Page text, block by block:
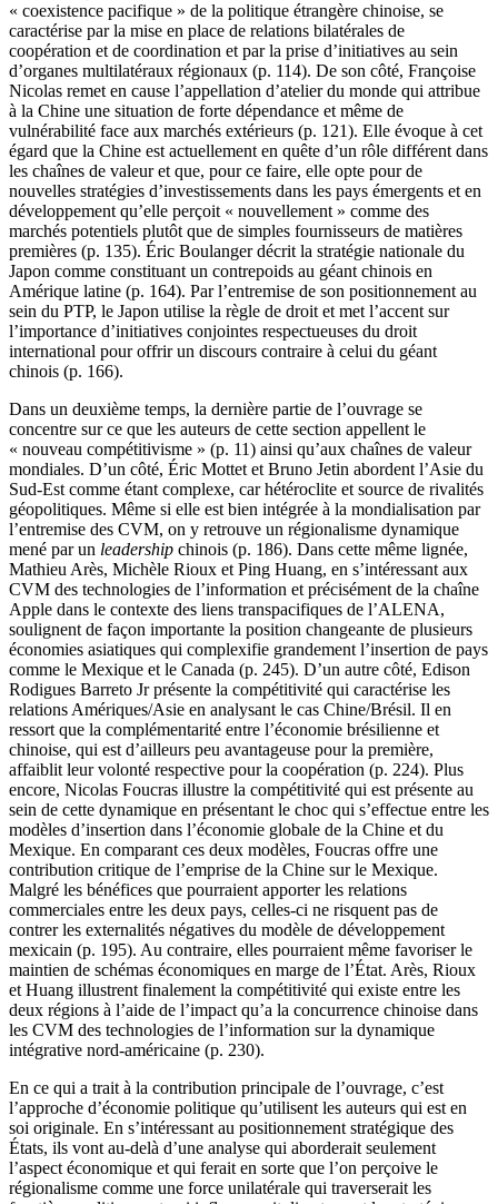
« coexistence pacifique » de la politique étrangère chinoise, se
caractérise par la mise en place de relations bilatérales de
coopération et de coordination et par la prise d’initiatives au sein
d’organes multilatéraux régionaux (p. 114). De son côté, Françoise
Nicolas remet en cause l’appellation d’atelier du monde qui attribue
à la Chine une situation de forte dépendance et même de
vulnérabilité face aux marchés extérieurs (p. 121). Elle évoque à cet
égard que la Chine est actuellement en quête d’un rôle différent dans
les chaînes de valeur et que, pour ce faire, elle opte pour de
nouvelles stratégies d’investissements dans les pays émergents et en
développement qu’elle perçoit « nouvellement » comme des
marchés potentiels plutôt que de simples fournisseurs de matières
premières (p. 135). Éric Boulanger décrit la stratégie nationale du
Japon comme constituant un contrepoids au géant chinois en
Amérique latine (p. 164). Par l’entremise de son positionnement au
sein du PTP, le Japon utilise la règle de droit et met l’accent sur
l’importance d’initiatives conjointes respectueuses du droit
international pour offrir un discours contraire à celui du géant
chinois (p. 166).
Dans un deuxième temps, la dernière partie de l’ouvrage se
concentre sur ce que les auteurs de cette section appellent le
« nouveau compétitivisme » (p. 11) ainsi qu’aux chaînes de valeur
mondiales. D’un côté, Éric Mottet et Bruno Jetin abordent l’Asie du
Sud-Est comme étant complexe, car hétéroclite et source de rivalités
géopolitiques. Même si elle est bien intégrée à la mondialisation par
l’entremise des CVM, on y retrouve un régionalisme dynamique
mené par un leadership chinois (p. 186). Dans cette même lignée,
Mathieu Arès, Michèle Rioux et Ping Huang, en s’intéressant aux
CVM des technologies de l’information et précisément de la chaîne
Apple dans le contexte des liens transpacifiques de l’ALENA,
soulignent de façon importante la position changeante de plusieurs
économies asiatiques qui complexifie grandement l’insertion de pays
comme le Mexique et le Canada (p. 245). D’un autre côté, Edison
Rodigues Barreto Jr présente la compétitivité qui caractérise les
relations Amériques/Asie en analysant le cas Chine/Brésil. Il en
ressort que la complémentarité entre l’économie brésilienne et
chinoise, qui est d’ailleurs peu avantageuse pour la première,
affaiblit leur volonté respective pour la coopération (p. 224). Plus
encore, Nicolas Foucras illustre la compétitivité qui est présente au
sein de cette dynamique en présentant le choc qui s’effectue entre les
modèles d’insertion dans l’économie globale de la Chine et du
Mexique. En comparant ces deux modèles, Foucras offre une
contribution critique de l’emprise de la Chine sur le Mexique.
Malgré les bénéfices que pourraient apporter les relations
commerciales entre les deux pays, celles-ci ne risquent pas de
contrer les externalités négatives du modèle de développement
mexicain (p. 195). Au contraire, elles pourraient même favoriser le
maintien de schémas économiques en marge de l’État. Arès, Rioux
et Huang illustrent finalement la compétitivité qui existe entre les
deux régions à l’aide de l’impact qu’a la concurrence chinoise dans
les CVM des technologies de l’information sur la dynamique
intégrative nord-américaine (p. 230).
En ce qui a trait à la contribution principale de l’ouvrage, c’est
l’approche d’économie politique qu’utilisent les auteurs qui est en
soi originale. En s’intéressant au positionnement stratégique des
États, ils vont au-delà d’une analyse qui aborderait seulement
l’aspect économique et qui ferait en sorte que l’on perçoive le
régionalisme comme une force unilatérale qui traverserait les